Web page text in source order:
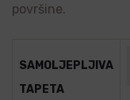
površine.
SAMOLJEPLJIVA
TAPETA